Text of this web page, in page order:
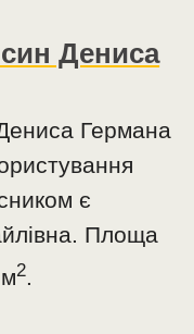
Дениса
Германа
є
Площа
2.